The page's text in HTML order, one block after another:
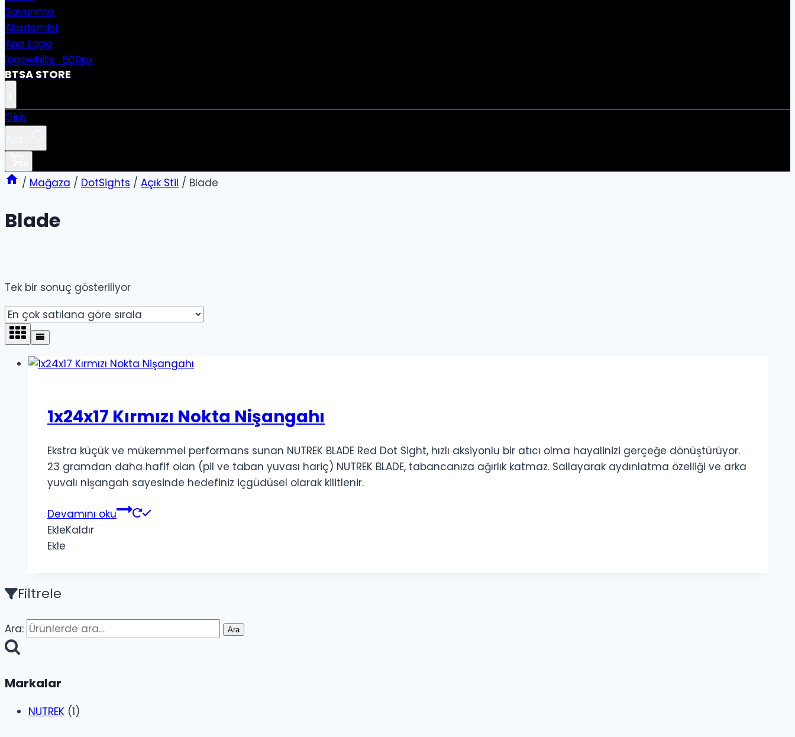
BTSA STORE
Giriş
/ Mağaza / DotSights / Açık Stil / Blade
Blade
Tek bir sonuç gösteriliyor
1x24x17 Kırmızı Nokta Nişangahı
Ekstra küçük ve mükemmel performans sunan NUTREK BLADE Red Dot Sight, hızlı aksiyonlu bir atıcı olma hayalinizi gerçeğe dönüştürüyor.
23 gramdan daha hafif olan (pil ve taban yuvası hariç) NUTREK BLADE, tabancanıza ağırlık katmaz. Sallayarak aydınlatma özelliği ve arka
yuvalı nişangah sayesinde hedefiniz içgüdüsel olarak kilitlenir.
Devamını oku
EkleKaldır
Ekle
Filtrele
Ara: Ara
Markalar
NUTREK (1)